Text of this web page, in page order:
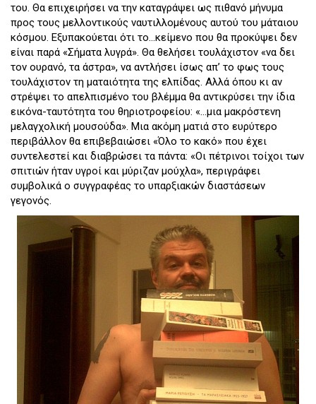
του. Θα επιχειρήσει να την καταγράψει ως πιθανό μήνυμα
προς τους μελλοντικούς ναυτιλλομένους αυτού του μάταιου
κόσμου. Εξυπακούεται ότι το…κείμενο που θα προκύψει δεν
είναι παρά «Σήματα λυγρά». Θα θελήσει τουλάχιστον «να δει
τον ουρανό, τα άστρα», να αντλήσει ίσως απ’ το φως τους
τουλάχιστον τη ματαιότητα της ελπίδας. Αλλά όπου κι αν
στρέψει το απελπισμένο του βλέμμα θα αντικρύσει την ίδια
εικόνα-ταυτότητα του θηριοτροφείου: «…μια μακρόστενη
μελαγχολική μουσούδα». Μια ακόμη ματιά στο ευρύτερο
περιβάλλον θα επιβεβαιώσει «Όλο το κακό» που έχει
συντελεστεί και διαβρώσει τα πάντα: «Οι πέτρινοι τοίχοι των
σπιτιών ήταν υγροί και μύριζαν μούχλα», περιγράφει
συμβολικά ο συγγραφέας το υπαρξιακών διαστάσεων
γεγονός.